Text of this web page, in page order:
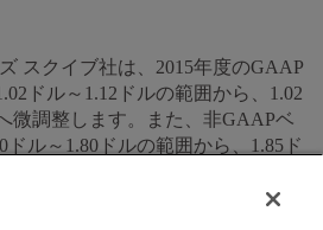
スクイブ社は、2015年度のGAAP
ドル～1.12ドルの範囲から、1.02
微調整します。また、非GAAPベ
ドル～1.80ドルの範囲から、1.85ド
見通しのどちらも、現在の為替レ